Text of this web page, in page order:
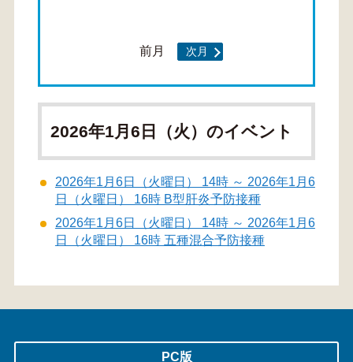
前月 次月
2026年1月6日（火）のイベント
2026年1月6日（火曜日） 14時 ～ 2026年1月6
日（火曜日） 16時 B型肝炎予防接種
2026年1月6日（火曜日） 14時 ～ 2026年1月6
日（火曜日） 16時 五種混合予防接種
PC版